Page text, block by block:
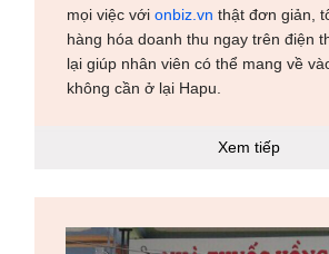
mọi việc vớionbiz .vn thật đơn giản,
hàng hóa doanh thu ngay trên điện
lại giúp nhân viên có thể mang về
không cần ở lại Hapu.
Xem tiếp